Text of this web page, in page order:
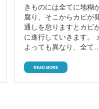
きものには全てに地糊
腐り、そこからカビが
通しを怠りますとカビ
に進行していきます。
よっても異なり、全て
READ MORE